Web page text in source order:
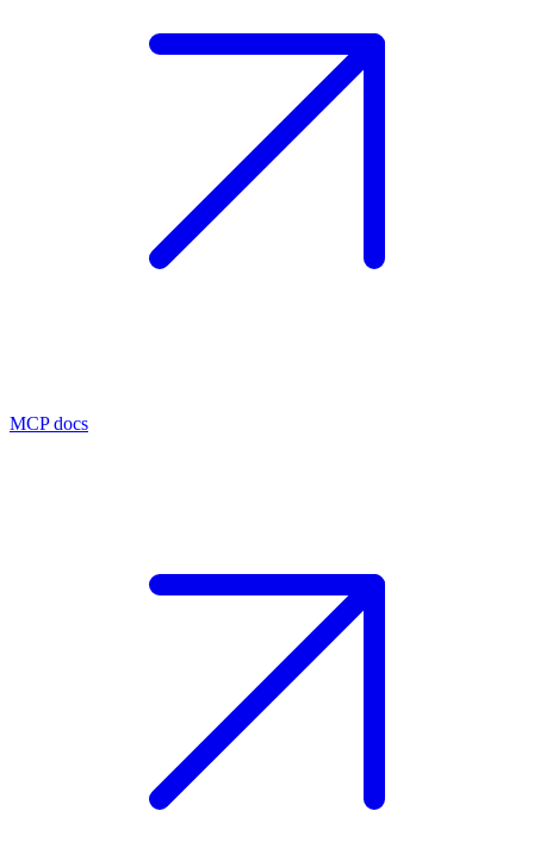
MCP docs